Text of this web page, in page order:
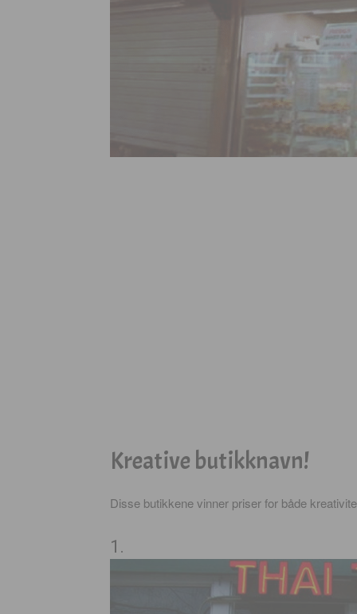
Kreative butikknavn!
Disse butikkene vinner priser for både
1.